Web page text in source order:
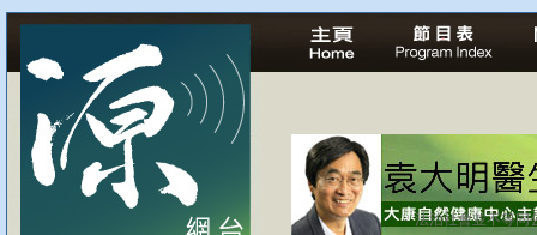
法治社會並不等同
自家教育合法化-